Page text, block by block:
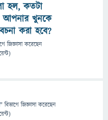
হল, কতটা
আপনার খুনকে
করা হবে?
জিজ্ঞাসাকরেছেন
" বিভাগে জিজ্ঞাসাকরেছেন